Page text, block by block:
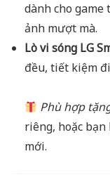
dành cho
ảnh mượt mà.
Lò vi sóng LG
đều, tiết kiệm
Phù hợp
riêng, hoặc
mới.